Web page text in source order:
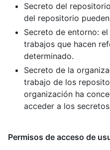
Secreto del
del repositorio
Secreto de entorno:
trabajos que hacen
determinado.
Secreto de la
trabajo de los
organización ha
acceder a los
Permisos de acceso de